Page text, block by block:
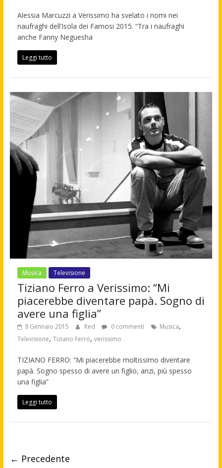
Alessia Marcuzzi a Verissimo ha svelato i nomi nei
naufraghi dell’Isola dei Famosi 2015. “Tra i naufraghi
anche Fanny Neguesha
Leggi tutto
Musica Televisione
Tiziano Ferro a Verissimo: “Mi
piacerebbe diventare papà. Sogno di
avere una figlia”
9 Gennaio 2015 Red 0 commenti Musica,
Televisione, Tiziano Ferro, verissimo
TIZIANO FERRO: “Mi piacerebbe moltissimo diventare
papà. Sogno spesso di avere un figlio, anzi, più spesso
una figlia”
Leggi tutto
← Precedente